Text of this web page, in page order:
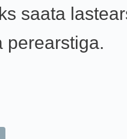
saata
perearstiga.